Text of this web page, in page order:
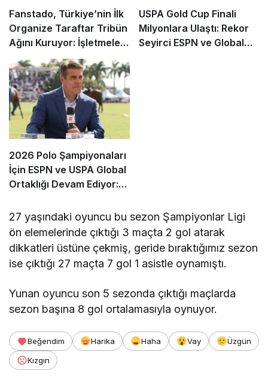
Fanstado, Türkiye’nin İlk
Organize Taraftar Tribün
Ağını Kuruyor: İşletmeler
İçin Başvurular Açıldı
USPA Gold Cup Finali
Milyonlara Ulaştı: Rekor
Seyirci ESPN ve Global
2026 Polo Şampiyonaları
İçin ESPN ve USPA Global
Ortaklığı Devam Ediyor:
27 yaşındaki oyuncu bu sezon Şampiyonlar Ligi
ön elemelerinde çıktığı 3 maçta 2 gol atarak
dikkatleri üstüne çekmiş, geride bıraktığımız sezon
ise çıktığı 27 maçta 7 gol 1 asistle oynamıştı.
Yunan oyuncu son 5 sezonda çıktığı maçlarda
sezon başına 8 gol ortalamasıyla oynuyor.
Beğendim Harika Haha Vay
Üzgün
Kızgın